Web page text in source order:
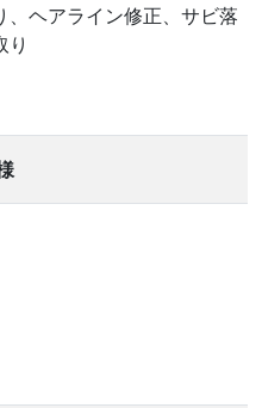
ヘアライン修正、サビ落
り